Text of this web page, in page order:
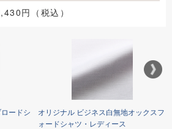
円（税込）
ードシ
オリジナル ビジネス白無地オックスフ
ォードシャツ・レディース